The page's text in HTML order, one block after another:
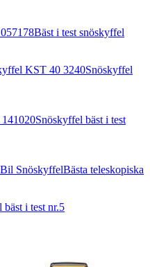
Bäst i test snöskyffel
KST 40 3240Snöskyffel
Snöskyffel bäst i test
SnöskyffelBästa teleskopiska
bäst i test nr.5